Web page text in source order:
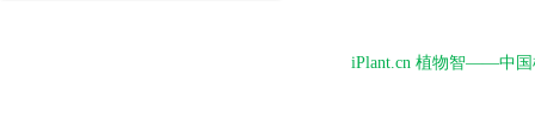
iPlant.cn 植物智——中国